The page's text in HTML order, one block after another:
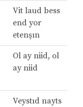
Vit laud bess
end yor
etenşın
Ol ay niid, ol
ay niid
Veystıd nayts